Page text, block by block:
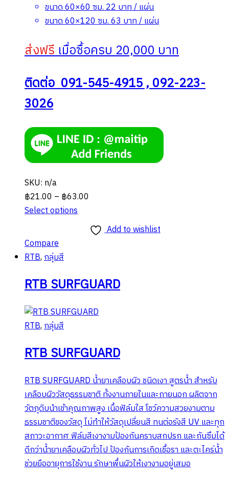
ขนาด 60×60 ซม. 22 บาท / แผ่น
ขนาด 60×120 ซม. 63 บาท / แผ่น
ส่งฟรีเมื่อซื้อครบ 20,000 บาท
ติดต่อ 091-545-4915 , 092-223-
3026
SKU: n/a
฿21.00 – ฿63.00
฿21.00
through
Select options
product
has
multiple
variants.
The
options
may
chosen
on
the
product
page
Add to wishlist
Compare
RTB,กลุ่มสี
RTB SURFGUARD
RTB,กลุ่มสี
RTB SURFGUARD
RTB SURFGUARD น้ำยาเคลือบผิว ชนิดเงา สูตรน้ำ สำหรับ
เคลือบผิววัสดุธรรมชาติ ทั้งงานภายในและภายนอก ผลิตจาก
วัตถุดิบนำเข้าคุณภาพสูง เนื้อฟิล์มใส โชว์ความสวยงามตาม
ธรรมชาติของวัสดุ ไม่ทำให้วัสดุเปลี่ยนสี ทนต่อรังสี UV และทุก
สภาวะอากาศ ฟิล์มสีเงางามป้องกันคราบสกปรก และกันซึมได้
ดีกว่าน้ำยาเคลือบผิวทั่วไป ป้องกันการเกิดเชื้อรา และตะไคร่น้ำ
ช่วยยืออายุการใช้งาน รักษาพื้นผิวให้เงางามอยู่เสมอ